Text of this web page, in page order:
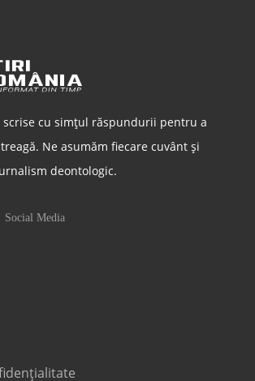
cu simțul răspundurii pentru a
Ne asumăm fiecare cuvânt și
deontologic.
Social Media